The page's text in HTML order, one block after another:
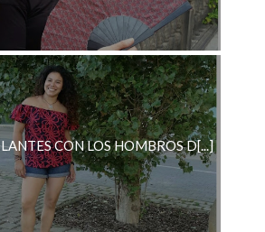
CON LOS HOMBROS D[...]